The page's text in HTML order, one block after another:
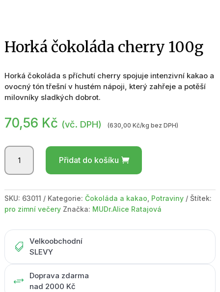
Horká čokoláda cherry 100g
Horká čokoláda s příchutí cherry spojuje intenzivní kakao a
ovocný tón třešní v hustém nápoji, který zahřeje a potěší
milovníky sladkých dobrot.
70,56 Kč (vč. DPH) (630,00 Kč/kg bez DPH)
Horká
čokoláda
cherry
množství
Přidat do košíku
SKU: 63011 Kategorie: Čokoláda a kakao Potraviny
Štítek:
pro zimní večery Značka: MUDr.Alice Ratajová

Velkoobchodní
SLEVY
+
Doprava zdarma
nad 2000 Kč